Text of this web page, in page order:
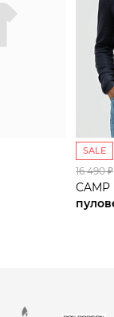
SALE
16 490 ₽
CAMP